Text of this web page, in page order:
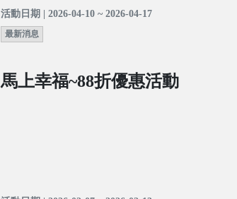
活動日期 | 2026-04-10 ~ 2026-04-17
最新消息
馬上幸福~88折優惠活動